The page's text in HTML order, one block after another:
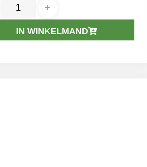
+
IN WINKELMAND